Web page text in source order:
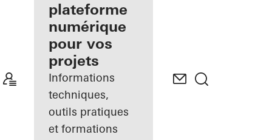
de façades
inscrit
Découvrez
Mon
Espace de
travail
plateforme
numérique
pour vos
projets
Informations
techniques,
outils pratiques
et formations